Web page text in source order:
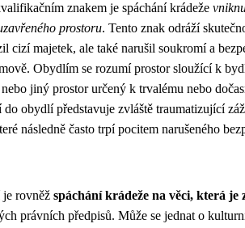
znakem je spáchání krádeže
prostoru. Tento znak odráží
cizí majetek, ale také narušil soukromí a
Obydlím se rozumí prostor sloužící k
jiný prostor určený k trvalému nebo
obydlí představuje zvláště traumatizující
následně často trpí pocitem narušeného
rovněž spáchání krádeže na věci, která je
právních předpisů. Může se jednat o